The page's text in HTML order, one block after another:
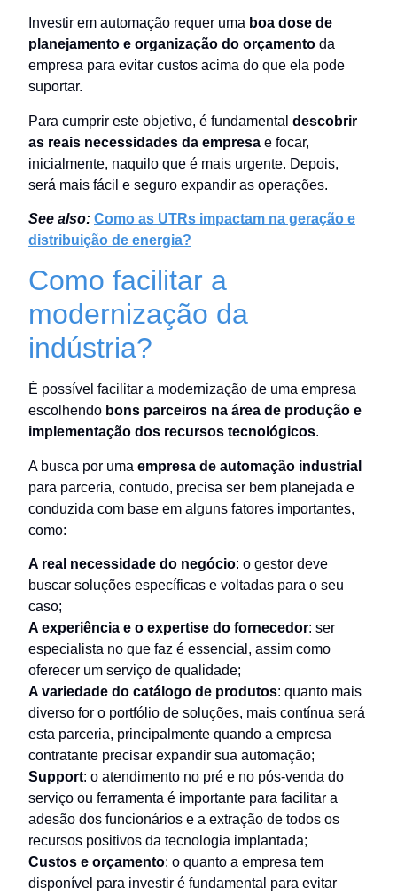
Investir em automação requer uma boa dose de
planejamento e organização do orçamento da
empresa para evitar custos acima do que ela pode
suportar.
Para cumprir este objetivo, é fundamental descobrir
as reais necessidades da empresa e focar,
inicialmente, naquilo que é mais urgente. Depois,
será mais fácil e seguro expandir as operações.
See also: Como as UTRs impactam na geração e
distribuição de energia?
Como facilitar a
modernização da
indústria?
É possível facilitar a modernização de uma empresa
escolhendo bons parceiros na área de produção e
implementação dos recursos tecnológicos.
A busca por uma empresa de automação industrial
para parceria, contudo, precisa ser bem planejada e
conduzida com base em alguns fatores importantes,
como:
A real necessidade do negócio: o gestor deve
buscar soluções específicas e voltadas para o seu
caso;
A experiência e o expertise do fornecedor: ser
especialista no que faz é essencial, assim como
oferecer um serviço de qualidade;
A variedade do catálogo de produtos: quanto mais
diverso for o portfólio de soluções, mais contínua será
esta parceria, principalmente quando a empresa
contratante precisar expandir sua automação;
Support: o atendimento no pré e no pós-venda do
serviço ou ferramenta é importante para facilitar a
adesão dos funcionários e a extração de todos os
recursos positivos da tecnologia implantada;
Custos e orçamento: o quanto a empresa tem
disponível para investir é fundamental para evitar